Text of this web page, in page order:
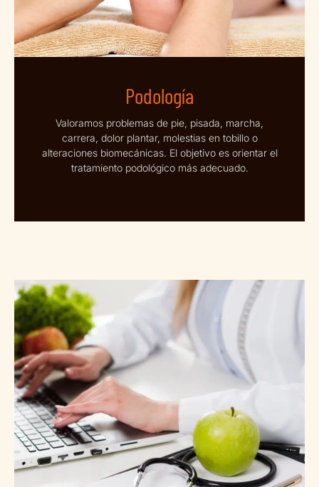
Podología
Valoramos problemas de pie, pisada, marcha,
carrera, dolor plantar, molestias en tobillo o
alteraciones biomecánicas. El objetivo es orientar el
tratamiento podológico más adecuado.